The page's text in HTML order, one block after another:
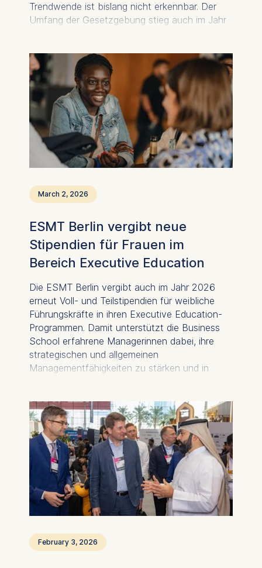
Trendwende ist bislang nicht erkennbar. Der
Umfang der Gesetzgebung stieg auch im Jahr
aller Beteuerungen zum Bürokratieabbau fort.
March 2, 2026
ESMT Berlin vergibt neue
Stipendien für Frauen im
Bereich Executive Education
Die ESMT Berlin vergibt auch im Jahr 2026
erneut Voll- und Teilstipendien für weibliche
Führungskräfte in ihren Executive Education-
Programmen. Damit unterstützt die Business
School erfahrene Managerinnen dabei, ihre
strategischen und allgemeinen
Managementfähigkeiten zu stärken und in
February 3, 2026